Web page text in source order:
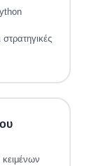
στρατηγικές